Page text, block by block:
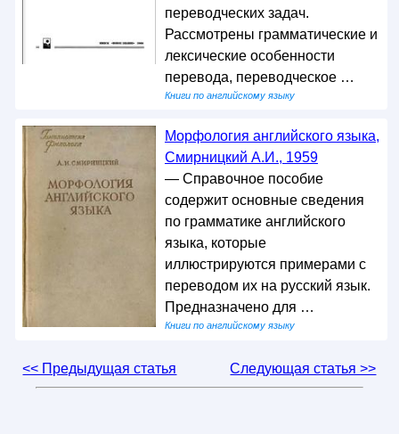
переводческих задач.
Рассмотрены грамматические и
лексические особенности
перевода, переводческое …
Книги по английскому языку
Морфология английского языка,
Смирницкий А.И., 1959
— Справочное пособие
содержит основные сведения
по грамматике английского
языка, которые
иллюстрируются примерами с
переводом их на русский язык.
Предназначено для …
Книги по английскому языку
<< Предыдущая статья Следующая статья >>